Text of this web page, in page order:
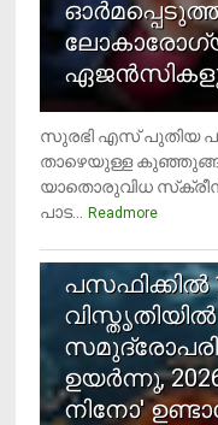
സുരഭി എസ് പുതിയ
താഴെയുള്ള
യാതൊരുവിധ
പാട...
Readmore
പസഫിക്കില്‍
ഉയര്‍ന്നു,
നിനോ'